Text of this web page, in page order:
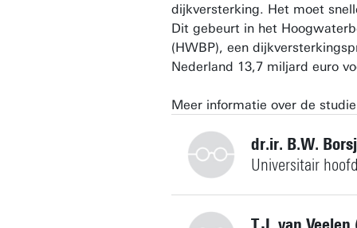
dijkversterking. Het moet
Dit gebeurt in het
(HWBP), een
Nederland 13,7 miljard euro
Meer informatie over de
dr.ir. B.W.
Universitair
+31534891094